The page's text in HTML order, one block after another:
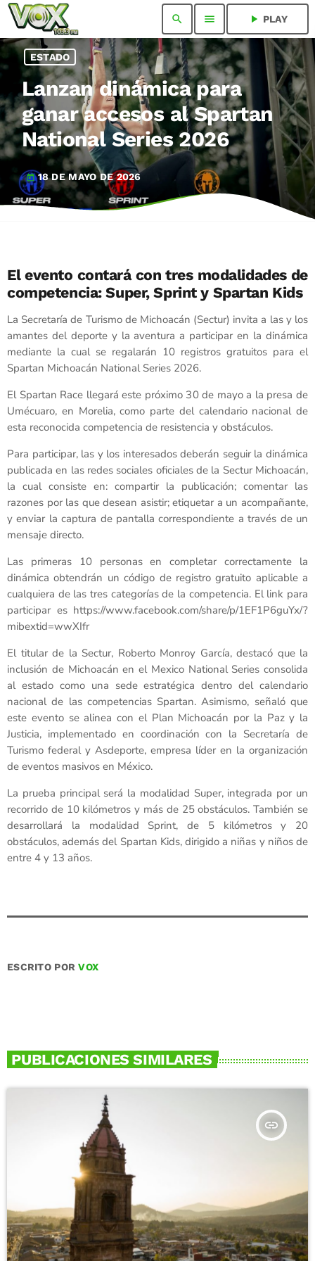
search menu play_arrow PLAY
ESTADO
Lanzan dinámica para
ganar accesos al Spartan
National Series 2026
today 18 DE MAYO DE 2026
El evento contará con tres modalidades de
competencia: Super, Sprint y Spartan Kids
La Secretaría de Turismo de Michoacán (Sectur) invita a las y los
amantes del deporte y la aventura a participar en la dinámica
mediante la cual se regalarán 10 registros gratuitos para el
Spartan Michoacán National Series 2026.
El Spartan Race llegará este próximo 30 de mayo a la presa de
Umécuaro, en Morelia, como parte del calendario nacional de
esta reconocida competencia de resistencia y obstáculos.
Para participar, las y los interesados deberán seguir la dinámica
publicada en las redes sociales oficiales de la Sectur Michoacán,
la cual consiste en: compartir la publicación; comentar las
razones por las que desean asistir; etiquetar a un acompañante,
y enviar la captura de pantalla correspondiente a través de un
mensaje directo.
Las primeras 10 personas en completar correctamente la
dinámica obtendrán un código de registro gratuito aplicable a
cualquiera de las tres categorías de la competencia. El link para
participar es https://www.facebook.com/share/p/1EF1P6guYx/?
mibextid=wwXIfr
El titular de la Sectur, Roberto Monroy García, destacó que la
inclusión de Michoacán en el Mexico National Series consolida
al estado como una sede estratégica dentro del calendario
nacional de las competencias Spartan. Asimismo, señaló que
este evento se alinea con el Plan Michoacán por la Paz y la
Justicia, implementado en coordinación con la Secretaría de
Turismo federal y Asdeporte, empresa líder en la organización
de eventos masivos en México.
La prueba principal será la modalidad Super, integrada por un
recorrido de 10 kilómetros y más de 25 obstáculos. También se
desarrollará la modalidad Sprint, de 5 kilómetros y 20
obstáculos, además del Spartan Kids, dirigido a niñas y niños de
entre 4 y 13 años.
ESCRITO PORVOX
PUBLICACIONES SIMILARES
insert_link